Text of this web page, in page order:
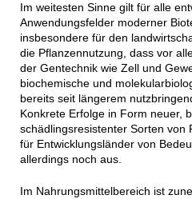
Im weitesten Sinne gilt für alle
Anwendungsfelder moderner
insbesondere für den
die Pflanzennutzung, dass vor
der Gentechnik wie Zell und
biochemische und
bereits seit längerem
Konkrete Erfolge in Form neuer,
schädlingsresistenter Sorten von
für Entwicklungsländer von
allerdings noch aus.
Im Nahrungsmittelbereich ist